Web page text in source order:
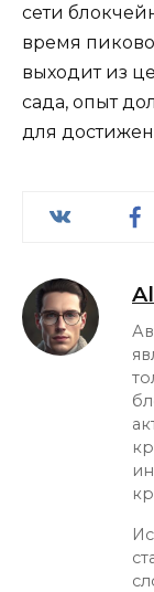
сети
время
выходит из
сада, опыт
для